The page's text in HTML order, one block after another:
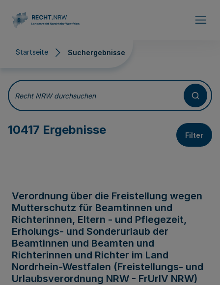
Startseite Suchergebnisse
Suchergebnisse
Recht NRW durchsuchen
10417 Ergebnisse Filter
Verordnung über die Freistellung wegen
Mutterschutz für Beamtinnen und
Richterinnen, Eltern - und Pflegezeit,
Erholungs- und Sonderurlaub der
Beamtinnen und Beamten und
Richterinnen und Richter im Land
Nordrhein-Westfalen (Freistellungs- und
Urlaubsverordnung NRW - FrUrlV NRW)